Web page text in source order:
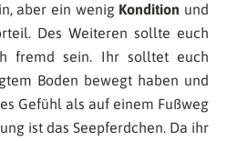
aber ein wenig Kondition und
Des Weiteren sollte euch
fremd sein. Ihr solltet euch
Boden bewegt haben und
Gefühl als auf einem Fußweg
ist das Seepferdchen. Da ihr